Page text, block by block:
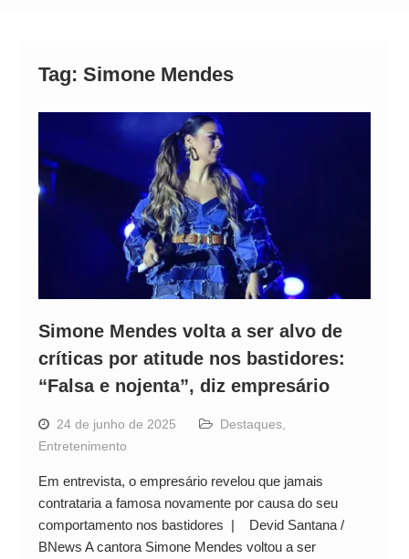
Tag: Simone Mendes
Simone Mendes volta a ser alvo de
críticas por atitude nos bastidores:
“Falsa e nojenta”, diz empresário
24 de junho de 2025 Destaques,
Entretenimento
Em entrevista, o empresário revelou que jamais
contrataria a famosa novamente por causa do seu
comportamento nos bastidores | Devid Santana /
BNews A cantora Simone Mendes voltou a ser